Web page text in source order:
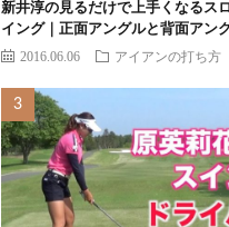
新井淳の見るだけで上手くなるス
イング｜正面アングルと背面アン
2016.06.06 アイアンの打ち方